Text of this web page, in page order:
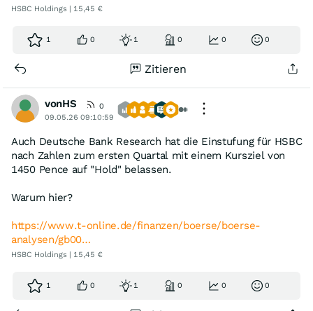
HSBC Holdings | 15,45 €
1 0 1 0 0 0
Zitieren
vonHS
0
09.05.26 09:10:59
Auch Deutsche Bank Research hat die Einstufung für HSBC
nach Zahlen zum ersten Quartal mit einem Kursziel von
1450 Pence auf "Hold" belassen.
Warum hier?
https://www.t-online.de/finanzen/boerse/boerse-
analysen/gb00…
HSBC Holdings | 15,45 €
1 0 1 0 0 0